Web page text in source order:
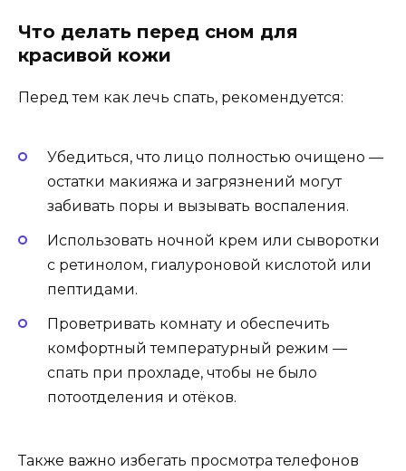
Что делать перед сном для
красивой кожи
Перед тем как лечь спать, рекомендуется:
Убедиться, что лицо полностью очищено —
остатки макияжа и загрязнений могут
забивать поры и вызывать воспаления.
Использовать ночной крем или сыворотки
с ретинолом, гиалуроновой кислотой или
пептидами.
Проветривать комнату и обеспечить
комфортный температурный режим —
спать при прохладе, чтобы не было
потоотделения и отёков.
Также важно избегать просмотра телефонов